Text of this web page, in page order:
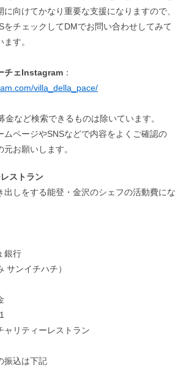
に向けてかなり重要な支援になりますので、
をチェックしてDMでお問い合わせしてみて
す。
チェInstagram ：
villa_della_pace/
など検索できるものは除いています。
ページやSNSなどで内容をよくご確認の
お願いします。
ストラン
出しをする能登・金沢のシェフの活動費にな
銀行
サンイチハチ）
ャリティーレストラン
振込は下記